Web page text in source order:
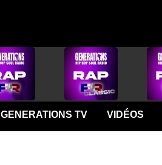
GENERATIONS TV VIDÉOS